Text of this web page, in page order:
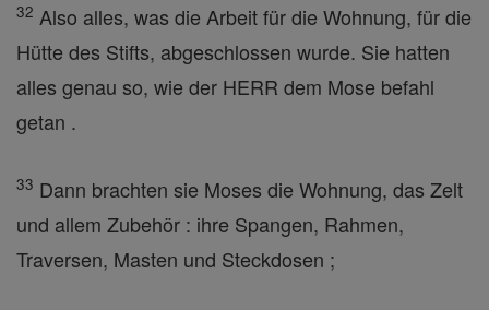
32 Also alles, was die Arbeit für die Wohnung, für die
Hütte des Stifts, abgeschlossen wurde. Sie hatten
alles genau so, wie der HERR dem Mose befahl
getan .
33 Dann brachten sie Moses die Wohnung, das Zelt
und allem Zubehör : ihre Spangen, Rahmen,
Traversen, Masten und Steckdosen ;